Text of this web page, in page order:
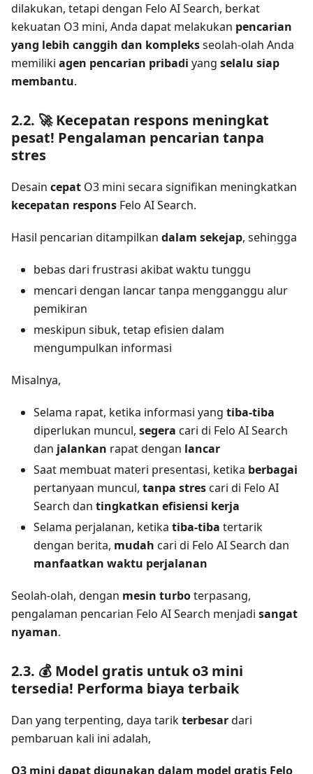
dilakukan, tetapi dengan Felo AI Search, berkat
kekuatan O3 mini, Anda dapat melakukan pencarian
yang lebih canggih dan kompleksseolah-olah Anda
memiliki agen pencarian pribadi yang selalu siap
membantu.
2.2. 🚀 Kecepatan respons meningkat
pesat! Pengalaman pencarian tanpa
stres
Desain cepat O3 mini secara signifikan meningkatkan
kecepatan respons Felo AI Search.
Hasil pencarian ditampilkan dalam sekejap, sehingga
bebas dari frustrasi akibat waktu tunggu
mencari dengan lancar tanpa mengganggu alur
pemikiran
meskipun sibuk, tetap efisien dalam
mengumpulkan informasi
Misalnya,
Selama rapat, ketika informasi yang tiba-tiba
diperlukan muncul, segera cari di Felo AI Search
dan jalankan rapat dengan lancar
Saat membuat materi presentasi, ketika berbagai
pertanyaan muncul, tanpa strescari di Felo AI
Search dan tingkatkan efisiensi kerja
Selama perjalanan, ketika tiba-tiba tertarik
dengan berita, mudah cari di Felo AI Search dan
manfaatkan waktu perjalanan
Seolah-olah, dengan mesin turboterpasang,
pengalaman pencarian Felo AI Search menjadi sangat
nyaman.
2.3. 💰 Model gratis untuk o3 mini
tersedia! Performa biaya terbaik
Dan yang terpenting, daya tarikterbesardari
pembaruan kali ini adalah,
O3 mini dapat digunakan dalam model gratis Felo